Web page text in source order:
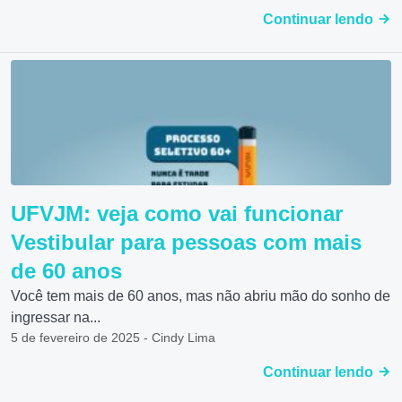
Continuar lendo
UFVJM: veja como vai funcionar
Vestibular para pessoas com mais
de 60 anos
Você tem mais de 60 anos, mas não abriu mão do sonho de
ingressar na...
5 de fevereiro de 2025 - Cindy Lima
Continuar lendo